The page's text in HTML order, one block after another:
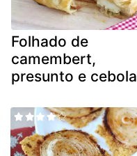
Folhado de
camembert,
presunto e cebola